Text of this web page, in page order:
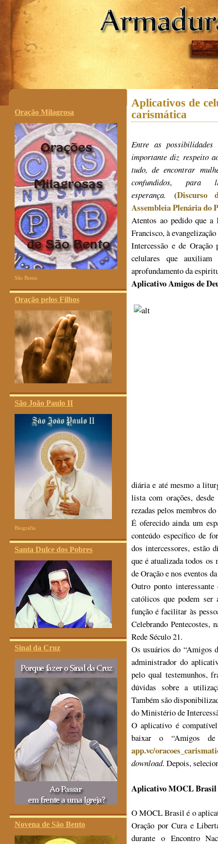
.
Oração Milagrosa
São Bento
Oração pelos Filhos
São João Paulo II
Biografia
Santa Dulce dos Pobres
Sinal da Cruz
Novena de São Bento
Aplicativos de
carismática
Entre as
importante diz respeito
tudo, de encontrar
confundidos, para
esperança.(Discurso
Assembleia Plenária do
Atentos ao pedido que
Francisco, à
Intercessão e de
celulares que
aprofundamento da
Aplicativo Amigos de
diária e até mesmo a
lista com orações,
rezadas pelos membros
É oferecido ainda um
conteúdo específico de
dos intercessores, estão
que é atualizada todos os
de Oração e nos eventos
Outro ponto
católicos que podem
função é facilitar às
Celebrando Pentecostes,
Rede Século 21.
Os usuários do “Amigos
administrador do
pelo qual testemunhos,
dúvidas sobre a
Também são
do Ministério de
O aplicativo é
baixar o “Amigos
app.vc/
download. Depois,
Aplicativo MOCL Brasil
O MOCL Brasil é o
Oração por Cura e
durante o Encontro